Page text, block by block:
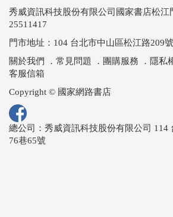
秀威資訊科技股份有限公司國家書店松
25511417
門市地址：104 台北市中山區松江路209
關於我們
． 常見問題 ． 團購服務 ． 隱私
客服信箱
Copyright © 國家網路書店
總公司：秀威資訊科技股份有限公司 114
76巷65號